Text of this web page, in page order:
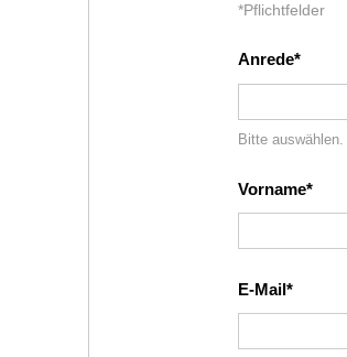
*Pflichtfelder
Anrede
Bitte auswählen.
Vorname
E-Mail